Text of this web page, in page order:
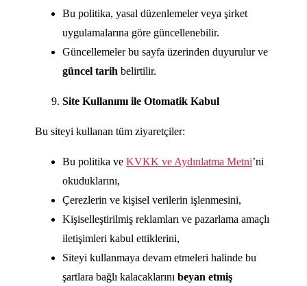
Bu politika, yasal düzenlemeler veya şirket
uygulamalarına göre güncellenebilir.
Güncellemeler bu sayfa üzerinden duyurulur ve
güncel tarih belirtilir.
Site Kullanımı ile Otomatik Kabul
Bu siteyi kullanan tüm ziyaretçiler:
Bu politika veKVKK ve Aydınlatma Metni’ni
okuduklarını,
Çerezlerin ve kişisel verilerin işlenmesini,
Kişiselleştirilmiş reklamları ve pazarlama amaçlı
iletişimleri kabul ettiklerini,
Siteyi kullanmaya devam etmeleri halinde bu
şartlara bağlı kalacaklarınıbeyan etmiş